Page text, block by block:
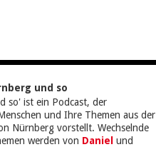
und so
so' ist ein Podcast, der
und Ihre Themen aus der
Nürnberg vorstellt. Wechselnde
werden von Daniel und